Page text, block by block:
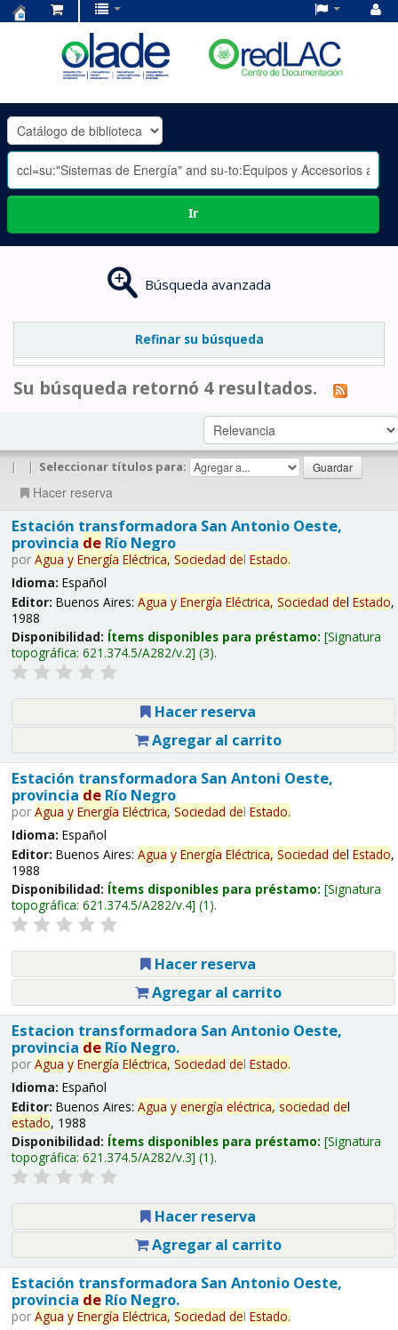
OLADE
-
Ir
Búsqueda avanzada
Refinar su búsqueda
Su búsqueda retornó 4 resultados.
| | Seleccionar títulos para:
Hacer reserva
Estación transformadora San Antonio Oeste,
provincia deRío Negro
por Agua y Energía Eléctrica, Sociedad del Estado.
Idioma: Español
Editor: Buenos Aires: Agua y Energía Eléctrica, Sociedad del Estado,
1988
Disponibilidad: Ítems disponibles para préstamo: Signatura
topográfica: 621.374.5/A282/v.2 (3).
Hacer reserva
Agregar al carrito
Estación transformadora San Antoni Oeste,
provincia deRío Negro
por Agua y Energía Eléctrica, Sociedad del Estado.
Idioma: Español
Editor: Buenos Aires: Agua y Energía Eléctrica, Sociedad del Estado,
1988
Disponibilidad: Ítems disponibles para préstamo: Signatura
topográfica: 621.374.5/A282/v.4 (1).
Hacer reserva
Agregar al carrito
Estacion transformadora San Antonio Oeste,
provincia deRío Negro.
por Agua y Energía Eléctrica, Sociedad del Estado.
Idioma: Español
Editor: Buenos Aires: Agua y energía eléctrica, sociedad del
estado, 1988
Disponibilidad: Ítems disponibles para préstamo: Signatura
topográfica: 621.374.5/A282/v.3 (1).
Hacer reserva
Agregar al carrito
Estación transformadora San Antonio Oeste,
provincia deRío Negro.
por Agua y Energía Eléctrica, Sociedad del Estado.